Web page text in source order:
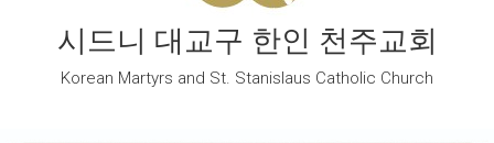
시드니 대교구 한인 천주교회
Korean Martyrs and St. Stanislaus Catholic Church